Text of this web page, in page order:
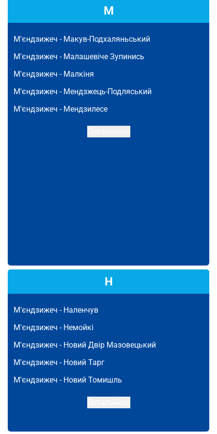
М
М'єндзижеч - Макув-Подхаляньський
М'єндзижеч - Малашевіче Зупинись
М'єндзижеч - Малкіня
М'єндзижеч - Мендзжець-Подляський
М'єндзижеч - Мендзилесе
Н
М'єндзижеч - Наленчув
М'єндзижеч - Немойкі
М'єндзижеч - Новий Двір Мазовецький
М'єндзижеч - Новий Тарг
М'єндзижеч - Новий Томишль